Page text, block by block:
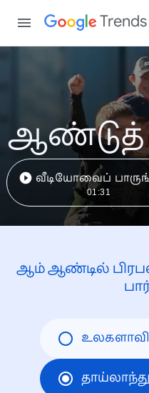
Trends
ஆண்டுத்
வீடியோவைப்
01:31
ஆம் ஆண்டில்
தாய்லாந்து